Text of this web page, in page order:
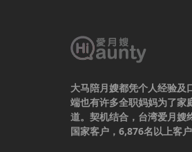
大马陪月嫂都凭个人经验及
端也有许多全职妈妈为了家
道。契机结合，台湾爱月嫂
国家客户，6,876名以上客